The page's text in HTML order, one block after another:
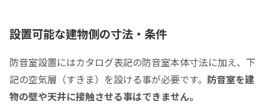
0 0
クレジットご利用金額
設置可能な建物側の寸法・条件
防音室設置にはカタログ表記の防音室本体寸法に加え、下
記の空気層（すきま）を設ける事が必要です。 防音室を建
物の壁や天井に接触させる事はできません。